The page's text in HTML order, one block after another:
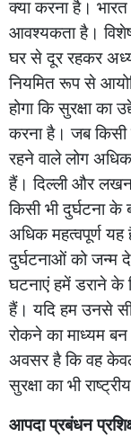
क्याकरनाहै। भारत
आवश्यकताहै।
घरसेदूररहकर
नियमितरूपसे
होगाकिसुरक्षाका
करनाहै। जबकिसी
रहनेवालेलोगअधिक
हैं। दिल्लीऔर
किसीभीदुर्घटनाके
अधिकमहत्वपूर्णयह
दुर्घटनाओंकोजन्म
घटनाएंहमेंडरानेके
हैं। यदिहमउनसे
रोकनेकामाध्यमबन
अवसरहैकिवह
सुरक्षाकाभीराष्ट्रीय
आपदाप्रबंधन